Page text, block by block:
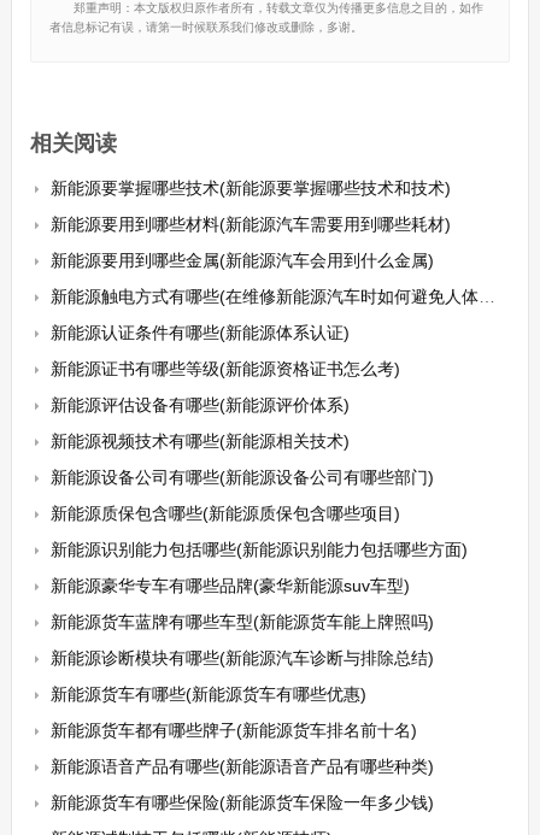
郑重声明：本文版权归原作者所有，转载文章仅为传播更多信息之目的，如作
者信息标记有误，请第一时候联系我们修改或删除，多谢。
相关阅读
新能源要掌握哪些技术(新能源要掌握哪些技术和技术)
新能源要用到哪些材料(新能源汽车需要用到哪些耗材)
新能源要用到哪些金属(新能源汽车会用到什么金属)
新能源触电方式有哪些(在维修新能源汽车时如何避免人体受到电击呢)
新能源认证条件有哪些(新能源体系认证)
新能源证书有哪些等级(新能源资格证书怎么考)
新能源评估设备有哪些(新能源评价体系)
新能源视频技术有哪些(新能源相关技术)
新能源设备公司有哪些(新能源设备公司有哪些部门)
新能源质保包含哪些(新能源质保包含哪些项目)
新能源识别能力包括哪些(新能源识别能力包括哪些方面)
新能源豪华专车有哪些品牌(豪华新能源suv车型)
新能源货车蓝牌有哪些车型(新能源货车能上牌照吗)
新能源诊断模块有哪些(新能源汽车诊断与排除总结)
新能源货车有哪些(新能源货车有哪些优惠)
新能源货车都有哪些牌子(新能源货车排名前十名)
新能源语音产品有哪些(新能源语音产品有哪些种类)
新能源货车有哪些保险(新能源货车保险一年多少钱)